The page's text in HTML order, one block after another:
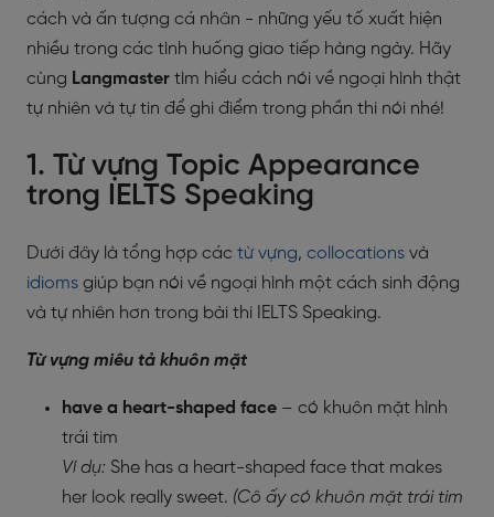
cách và ấn tượng cá nhân - những yếu tố xuất hiện
nhiều trong các tình huống giao tiếp hàng ngày. Hãy
cùng Langmaster tìm hiểu cách nói về ngoại hình thật
tự nhiên và tự tin để ghi điểm trong phần thi nói nhé!
1. Từ vựng Topic Appearance
trong IELTS Speaking
Dưới đây là tổng hợp các từ vựng, collocations và
idioms giúp bạn nói về ngoại hình một cách sinh động
và tự nhiên hơn trong bài thi IELTS Speaking.
Từ vựng miêu tả khuôn mặt
have a heart-shaped face – có khuôn mặt hình
trái tim
Ví dụ: She has a heart-shaped face that makes
her look really sweet. (Cô ấy có khuôn mặt trái tim